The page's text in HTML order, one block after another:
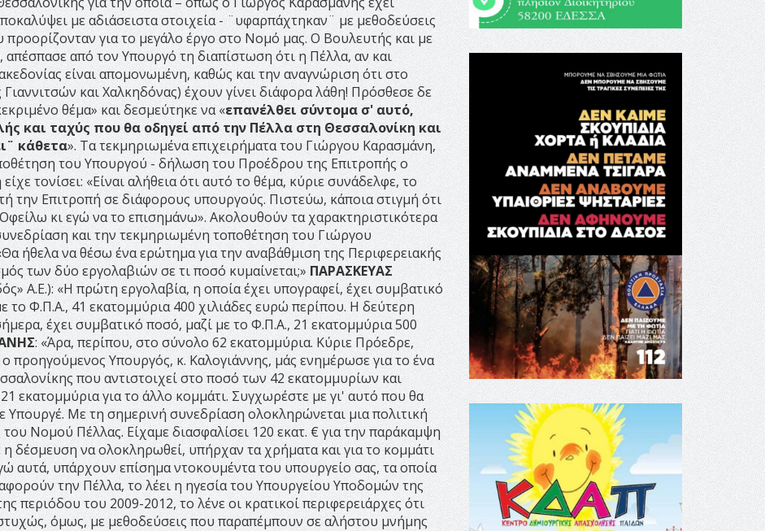
με αδιάσειστα στοιχεία - ¨υφαρπάχτηκαν¨ με μεθοδεύσεις
για το μεγάλο έργο στο Νομό μας. Ο Βουλευτής και με
από τον Υπουργό τη διαπίστωση ότι η Πέλλα, αν και
είναι απομονωμένη, καθώς και την αναγνώριση ότι στο
και Χαλκηδόνας) έχουν γίνει διάφορα λάθη! Πρόσθεσε δε
θέμα» και δεσμεύτηκε να «επανέλθει σύντομα σ' αυτό,
και ταχύς που θα οδηγεί από την Πέλλα στη Θεσσαλονίκη και
κάθετα». Τα τεκμηριωμένα επιχειρήματα του Γιώργου Καρασμάνη,
του Υπουργού - δήλωση του Προέδρου της Επιτροπής ο
τονίσει: «Είναι αλήθεια ότι αυτό το θέμα, κύριε συνάδελφε, το
την Επιτροπή σε διάφορους υπουργούς. Πιστεύω, κάποια στιγμή ότι
κι εγώ να το επισημάνω». Ακολουθούν τα χαρακτηριστικότερα
και την τεκμηριωμένη τοποθέτηση του Γιώργου
ήθελα να θέσω ένα ερώτημα για την αναβάθμιση της Περιφερειακής
των δύο εργολαβιών σε τι ποσό κυμαίνεται;»ΠΑΡΑΣΚΕΥΑΣ
Α.Ε.): «Η πρώτη εργολαβία, η οποία έχει υπογραφεί, έχει συμβατικό
το Φ.Π.Α., 41 εκατομμύρια 400 χιλιάδες ευρώ περίπου. Η δεύτερη
έχει συμβατικό ποσό, μαζί με το Φ.Π.Α., 21 εκατομμύρια 500
: «Άρα, περίπου, στο σύνολο 62 εκατομμύρια. Κύριε Πρόεδρε,
προηγούμενος Υπουργός, κ. Καλογιάννης, μάς ενημέρωσε για το ένα
που αντιστοιχεί στο ποσό των 42 εκατομμυρίων και
εκατομμύρια για το άλλο κομμάτι. Συγχωρέστε με γι' αυτό που θα
Με τη σημερινή συνεδρίαση ολοκληρώνεται μια πολιτική
του Νομού Πέλλας. Είχαμε διασφαλίσει 120 εκατ. € για την παράκαμψη
δέσμευση να ολοκληρωθεί, υπήρχαν τα χρήματα και για το κομμάτι
αυτά, υπάρχουν επίσημα ντοκουμέντα του υπουργείο σας, τα οποία
την Πέλλα, το λέει η ηγεσία του Υπουργείου Υποδομών της
περιόδου του 2009-2012, το λένε οι κρατικοί περιφερειάρχες ότι
όμως, με μεθοδεύσεις που παραπέμπουν σε αλήστου μνήμης